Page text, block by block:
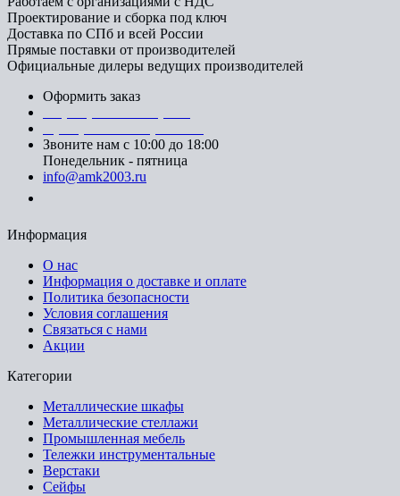
Проектирование и сборка под ключ
Доставка по СПб и всей России
Прямые поставки от производителей
Официальные дилеры ведущих производителей
Оформить заказ
Звоните нам с 10:00 до 18:00
Понедельник - пятница
info@amk2003.ru
Информация
О нас
Информация о доставке и оплате
Политика безопасности
Условия соглашения
Связаться с нами
Акции
Категории
Металлические шкафы
Металлические стеллажи
Промышленная мебель
Тележки инструментальные
Верстаки
Сейфы